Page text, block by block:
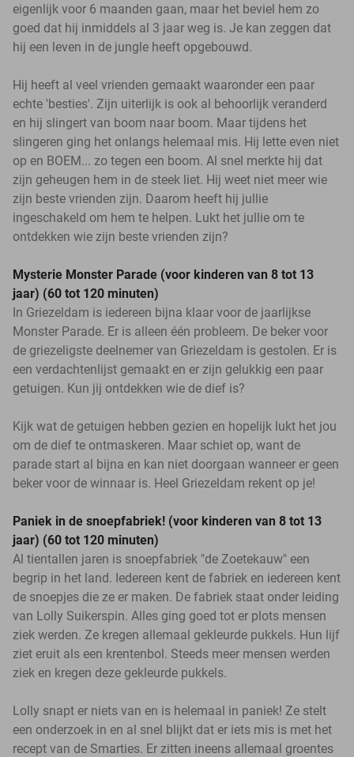
eigenlijk voor 6 maanden gaan, maar het beviel hem zo
goed dat hij inmiddels al 3 jaar weg is. Je kan zeggen dat
hij een leven in de jungle heeft opgebouwd.
Hij heeft al veel vrienden gemaakt waaronder een paar
echte 'besties'. Zijn uiterlijk is ook al behoorlijk veranderd
en hij slingert van boom naar boom. Maar tijdens het
slingeren ging het onlangs helemaal mis. Hij lette even niet
op en BOEM... zo tegen een boom. Al snel merkte hij dat
zijn geheugen hem in de steek liet. Hij weet niet meer wie
zijn beste vrienden zijn. Daarom heeft hij jullie
ingeschakeld om hem te helpen. Lukt het jullie om te
ontdekken wie zijn beste vrienden zijn?
Mysterie Monster Parade (voor kinderen van 8 tot 13
jaar) (60 tot 120 minuten)
In Griezeldam is iedereen bijna klaar voor de jaarlijkse
Monster Parade. Er is alleen één probleem. De beker voor
de griezeligste deelnemer van Griezeldam is gestolen. Er is
een verdachtenlijst gemaakt en er zijn gelukkig een paar
getuigen. Kun jij ontdekken wie de dief is?
Kijk wat de getuigen hebben gezien en hopelijk lukt het jou
om de dief te ontmaskeren. Maar schiet op, want de
parade start al bijna en kan niet doorgaan wanneer er geen
beker voor de winnaar is. Heel Griezeldam rekent op je!
Paniek in de snoepfabriek! (voor kinderen van 8 tot 13
jaar) (60 tot 120 minuten)
Al tientallen jaren is snoepfabriek "de Zoetekauw" een
begrip in het land. Iedereen kent de fabriek en iedereen kent
de snoepjes die ze er maken. De fabriek staat onder leiding
van Lolly Suikerspin. Alles ging goed tot er plots mensen
ziek werden. Ze kregen allemaal gekleurde pukkels. Hun lijf
ziet eruit als een krentenbol. Steeds meer mensen werden
ziek en kregen deze gekleurde pukkels.
Lolly snapt er niets van en is helemaal in paniek! Ze stelt
een onderzoek in en al snel blijkt dat er iets mis is met het
recept van de Smarties. Er zitten ineens allemaal groentes